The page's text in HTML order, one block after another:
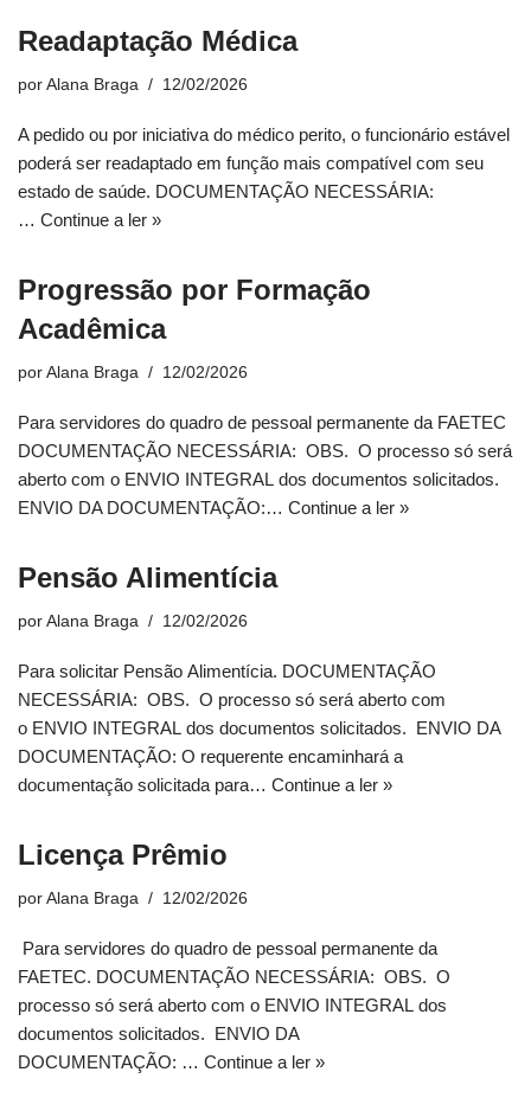
Readaptação Médica
por Alana Braga 12/02/2026
A pedido ou por iniciativa do médico perito, o funcionário estável
poderá ser readaptado em função mais compatível com seu
estado de saúde. DOCUMENTAÇÃO NECESSÁRIA:
… Continue a ler »
Progressão por Formação
Acadêmica
por Alana Braga 12/02/2026
Para servidores do quadro de pessoal permanente da FAETEC
DOCUMENTAÇÃO NECESSÁRIA: OBS. O processo só será
aberto com o ENVIO INTEGRAL dos documentos solicitados.
ENVIO DA DOCUMENTAÇÃO:… Continue a ler »
Pensão Alimentícia
por Alana Braga 12/02/2026
Para solicitar Pensão Alimentícia. DOCUMENTAÇÃO
NECESSÁRIA: OBS. O processo só será aberto com
o ENVIO INTEGRAL dos documentos solicitados. ENVIO DA
DOCUMENTAÇÃO: O requerente encaminhará a
documentação solicitada para… Continue a ler »
Licença Prêmio
por Alana Braga 12/02/2026
Para servidores do quadro de pessoal permanente da
FAETEC. DOCUMENTAÇÃO NECESSÁRIA: OBS. O
processo só será aberto com o ENVIO INTEGRAL dos
documentos solicitados. ENVIO DA
DOCUMENTAÇÃO: … Continue a ler »